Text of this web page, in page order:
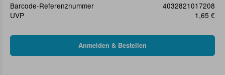
Barcode-Referenznummer
4032821017208
UVP
1,65 €